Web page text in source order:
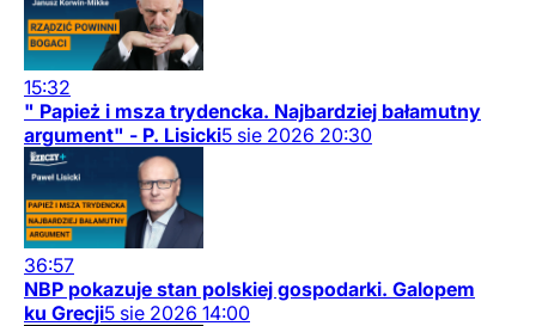
15:32
" Papież i msza trydencka. Najbardziej bałamutny
argument" - P. Lisicki5 sie 2026 20:30
36:57
NBP pokazuje stan polskiej gospodarki. Galopem
ku Grecji5 sie 2026 14:00